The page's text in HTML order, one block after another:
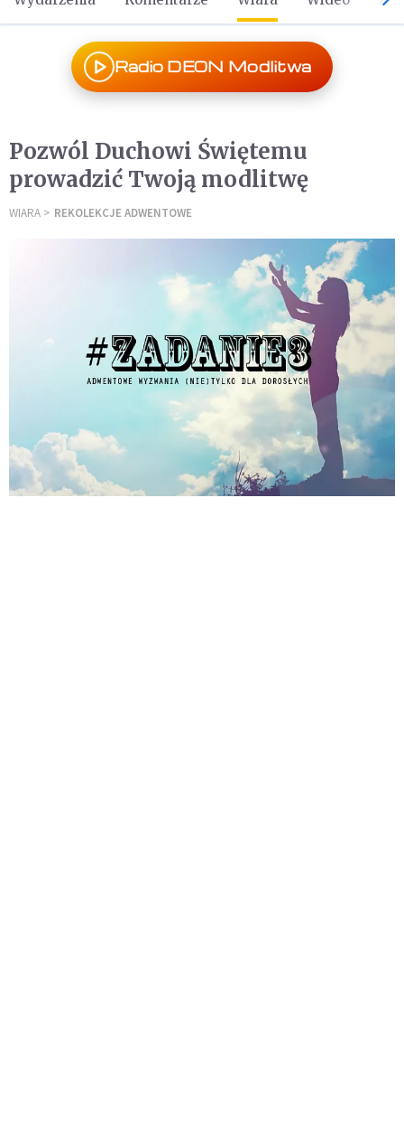
Radio DEON Modlitwa
Pozwól Duchowi Świętemu
prowadzić Twoją modlitwę
WIARA REKOLEKCJE ADWENTOWE